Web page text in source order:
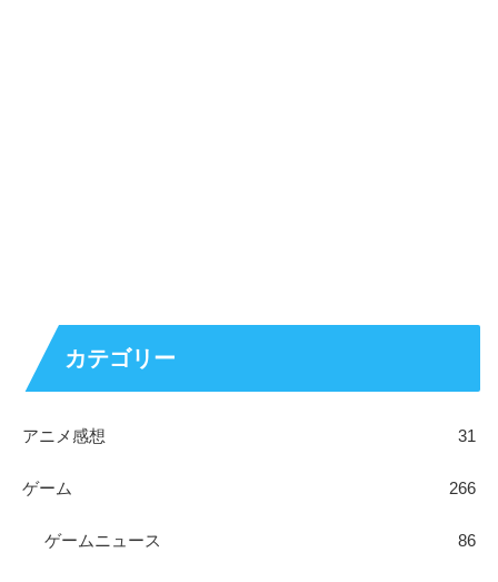
カテゴリー
アニメ感想 31
ゲーム 266
ゲームニュース 86